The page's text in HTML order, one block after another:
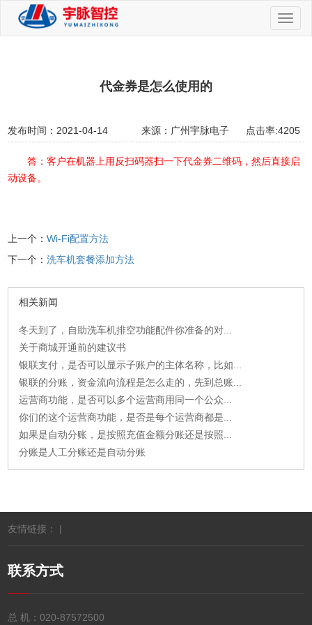
切
换
代金券是怎么使用的
发布时间：2021-04-14 来源：广州宇脉电子 点击率:4205
答：客户在机器上用反扫码器扫一下代金券二维码，然后直接启
动设备。
上一个：Wi-Fi配置方法
下一个：洗车机套餐添加方法
相关新闻
冬天到了，自助洗车机排空功能配件你准备的对...
关于商城开通前的建议书
银联支付，是否可以显示子账户的主体名称，比如...
银联的分账，资金流向流程是怎么走的，先到总账...
运营商功能，是否可以多个运营商用同一个公众...
你们的这个运营商功能，是否是每个运营商都是...
如果是自动分账，是按照充值金额分账还是按照...
分账是人工分账还是自动分账
友情链接： |
联系方式
总 机：020-87572500